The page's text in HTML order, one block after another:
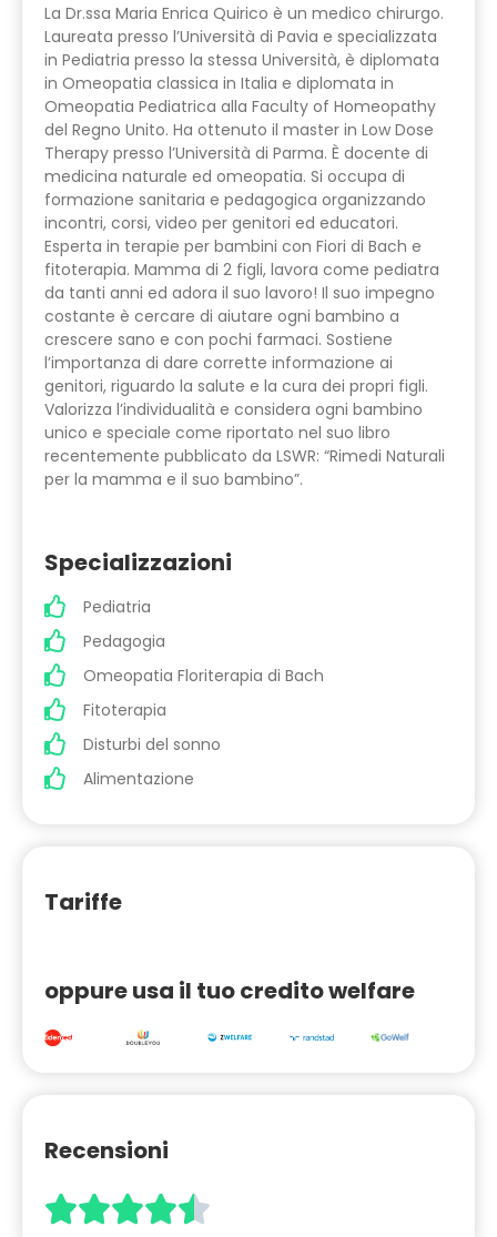
La Dr.ssa Maria Enrica Quirico è un medico chirurgo.
Laureata presso l’Università di Pavia e specializzata
in Pediatria presso la stessa Università, è diplomata
in Omeopatia classica in Italia e diplomata in
Omeopatia Pediatrica alla Faculty of Homeopathy
del Regno Unito. Ha ottenuto il master in Low Dose
Therapy presso l’Università di Parma. È docente di
medicina naturale ed omeopatia. Si occupa di
formazione sanitaria e pedagogica organizzando
incontri, corsi, video per genitori ed educatori.
Esperta in terapie per bambini con Fiori di Bach e
fitoterapia. Mamma di 2 figli, lavora come pediatra
da tanti anni ed adora il suo lavoro! Il suo impegno
costante è cercare di aiutare ogni bambino a
crescere sano e con pochi farmaci. Sostiene
l’importanza di dare corrette informazione ai
genitori, riguardo la salute e la cura dei propri figli.
Valorizza l’individualità e considera ogni bambino
unico e speciale come riportato nel suo libro
recentemente pubblicato da LSWR: “Rimedi Naturali
per la mamma e il suo bambino”.
Specializzazioni
Pediatria
Pedagogia
Omeopatia Floriterapia di Bach
Fitoterapia
Disturbi del sonno
Alimentazione
Tariffe
oppure usa il tuo credito welfare
Recensioni
